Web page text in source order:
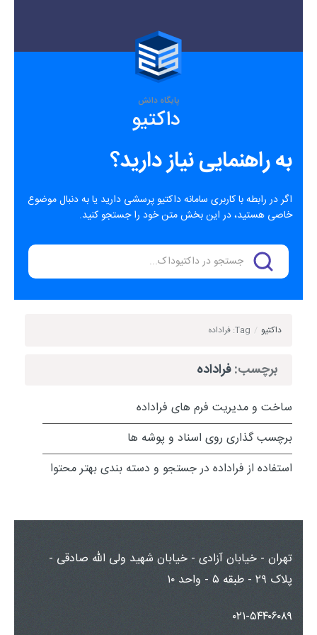
پایگاه دانش
داکتیو
به راهنمایی نیاز دارید؟
اگر در رابطه با کاربری سامانه داکتیو پرسشی دارید یا به دنبال موضوع
خاصی هستید، در این بخش متن خود را جستجو کنید.
داکتیو / Tag: فراداده
برچسب:فراداده
ساخت و مدیریت فرم های فراداده
برچسب گذاری روی اسناد و پوشه ها
استفاده از فراداده در جستجو و دسته بندی بهتر محتوا
تهران - خیابان آزادی - خیابان شهید ولی الله صادقی -
پلاک ۲۹ - طبقه ۵ - واحد ۱۰
۰۲۱-۵۴۴۰۶۰۸۹